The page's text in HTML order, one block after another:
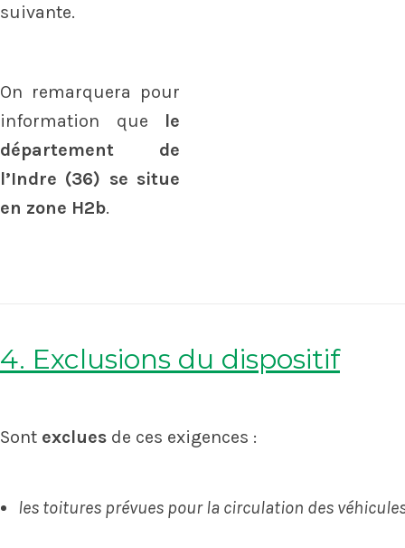
suivante.
On remarquera pour
information que le
département de
l’Indre (36) se situe
en zone H2b.
4. Exclusions du dispositif
Sont exclues de ces exigences :
les toitures prévues pour la circulation des